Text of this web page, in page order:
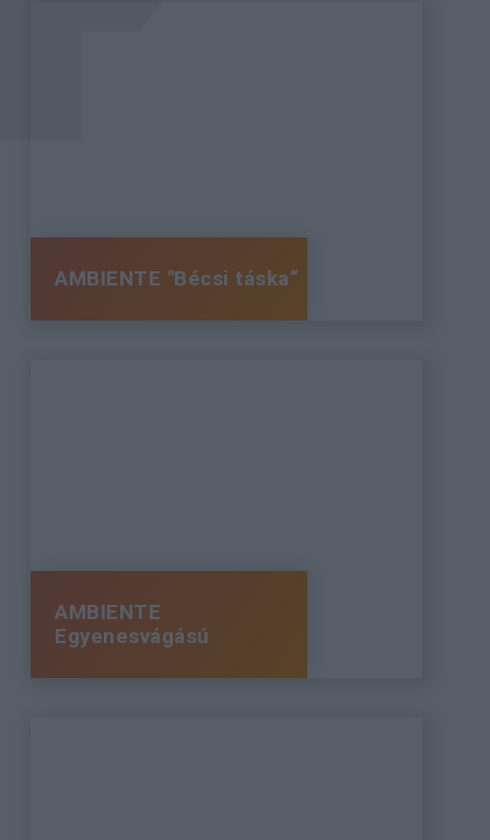
AMBIENTE "Bécsi táska“
AMBIENTE
Egyenesvágású